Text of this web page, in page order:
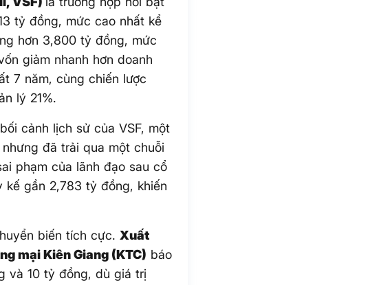
tỷ đồng, mức cao nhất kể
hơn 3,800 tỷ đồng, mức
giảm nhanh hơn doanh
7 năm, cùng chiến lược
lý 21%.
cảnh lịch sử của VSF, một
đã trải qua một chuỗi
phạm của lãnh đạo sau cổ
kế gần 2,783 tỷ đồng, khiến
biến tích cực. Xuất
mại Kiên Giang (KTC) báo
và 10 tỷ đồng, dù giá trị